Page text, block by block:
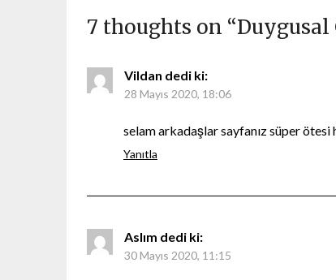
7 thoughts on “Duygusal
Vildan dedi ki:
28 Mayıs 2020, 18:06
selam arkadaşlar sayfanız süper ötesi
Yanıtla
Aslım dedi ki:
30 Mayıs 2020, 11:15